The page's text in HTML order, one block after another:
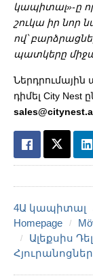
կապիտալ»-ը
շուկա իր նոր
ով՝
պատկերը
դիմել City Nest
4Ա կապիտալ
Homepage
Ալեքսիս
Հյուրանոցներ